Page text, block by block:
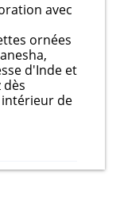
avec
ornées
d'Inde et
dès
de